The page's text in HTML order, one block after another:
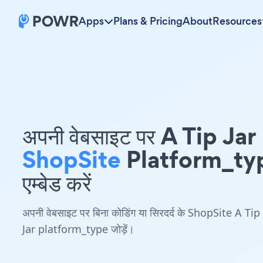
Apps Plans & PricingAboutResources
अपनी वेबसाइट पर A Tip Jar
ShopSite
एम्बेड करें
अपनी वेबसाइट पर बिना कोडिंग या सिरदर्द के ShopSite A Tip
Jar platform_type जोड़ें।